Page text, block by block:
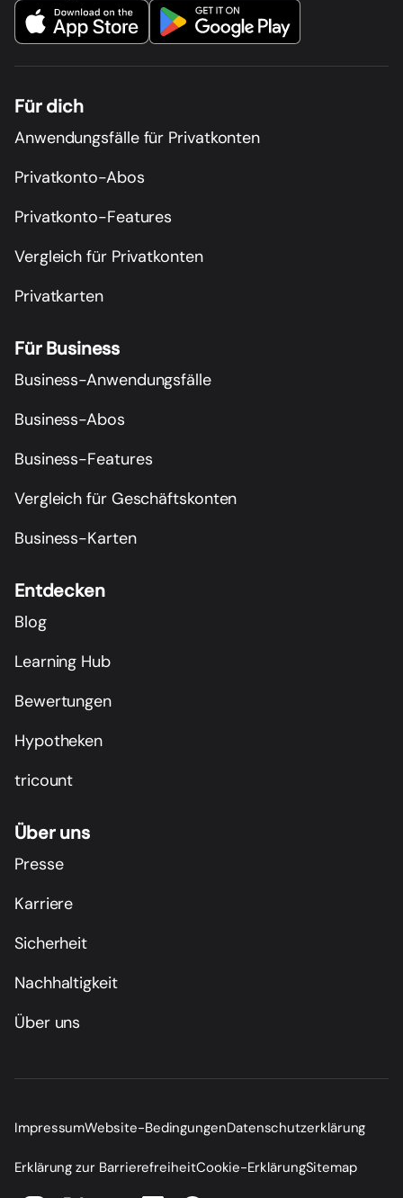
Für dich
Anwendungsfälle für Privatkonten
Privatkonto-Abos
Privatkonto-Features
Vergleich für Privatkonten
Privatkarten
Für Business
Business-Anwendungsfälle
Business-Abos
Business-Features
Vergleich für Geschäftskonten
Business-Karten
Entdecken
Blog
Learning Hub
Bewertungen
Hypotheken
tricount
Über uns
Presse
Karriere
Sicherheit
Nachhaltigkeit
Über uns
ImpressumWebsite-BedingungenDatenschutzerklärung
Erklärung zur BarrierefreiheitCookie-ErklärungSitemap